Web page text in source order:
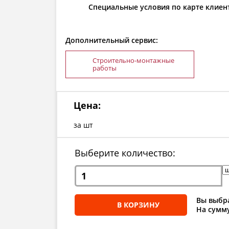
Специальные условия по карте
Дополнительный сервис:
Строительно-монтажные
работы
Цена:
за шт
Выберите количество:
В КОРЗИНУ
Вы
На